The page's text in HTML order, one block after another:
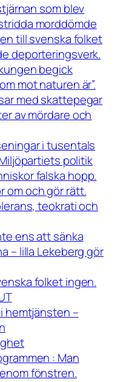
som blev
morddömde
till svenska folket
deporteringsverk.
begick
mot naturen är”.
med skattepegar
av mördare och
i tusentals
politik
falska hopp.
om och gör rätt.
teokrati och
ens att sänka
– lilla Lekeberg gör
folket ingen.
hemtjänsten –
: Man
fönstren.